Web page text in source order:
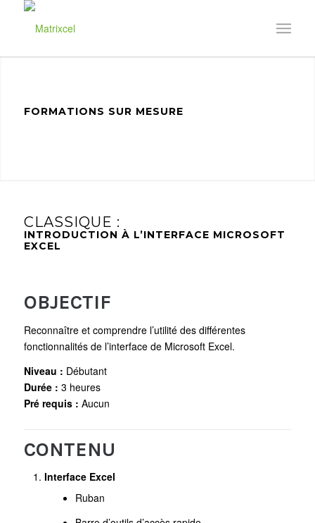
FORMATIONS SUR MESURE
CLASSIQUE :
INTRODUCTION À L’INTERFACE MICROSOFT
EXCEL
OBJECTIF
Reconnaître et comprendre l’utilité des différentes
fonctionnalités de l’interface de Microsoft Excel.
Niveau : Débutant
Durée : 3 heures
Pré requis : Aucun
CONTENU
Interface Excel
Ruban